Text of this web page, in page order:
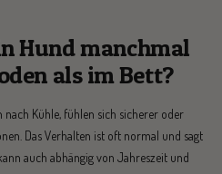
Hund manchmal
als im Bett?
Kühle, fühlen sich sicherer oder
Das Verhalten ist oft normal und sagt
auch abhängig von Jahreszeit und